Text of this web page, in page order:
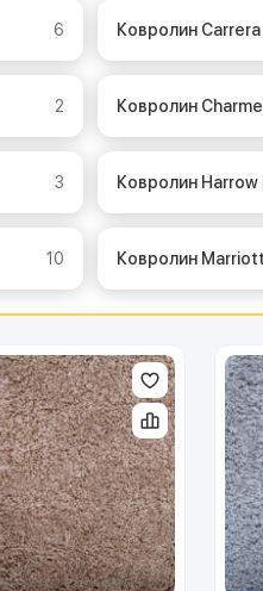
6 Ковролин Carrera
2 Ковролин Charme
3 Ковролин Harrow
10 Ковролин Marriott